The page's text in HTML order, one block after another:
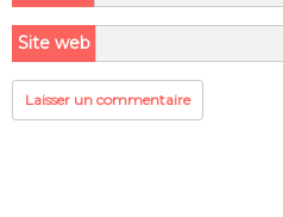
Site web